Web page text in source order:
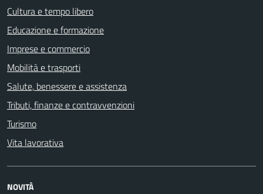
Cultura e tempo libero
Educazione e formazione
Imprese e commercio
Mobilità e trasporti
Salute, benessere e assistenza
Tributi, finanze e contravvenzioni
Turismo
Vita lavorativa
NOVITÀ